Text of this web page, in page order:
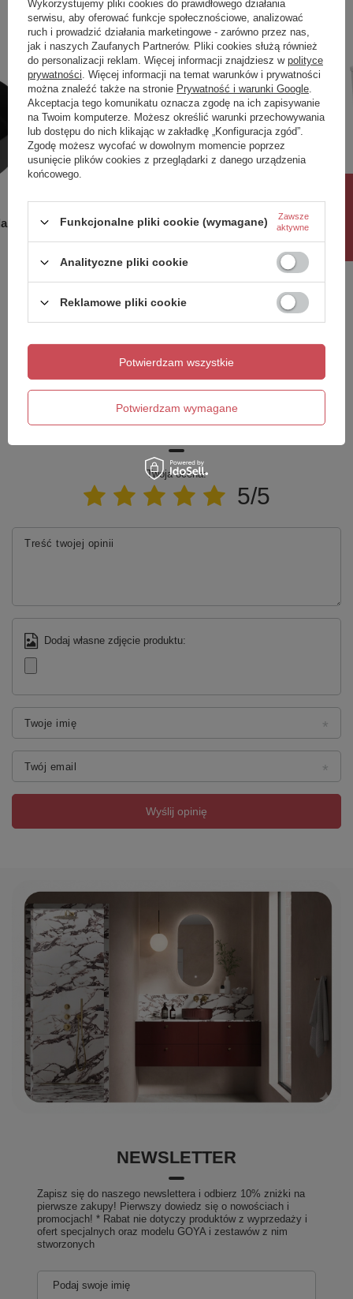
Wanny wolnostojące akrylowe wyróżniają się eleganckim
designem, który idealnie komponuje się zarówno z
nowoczesnym, jak i klasycznym wystrojem łazienki. Ich
elegancja i lekkość sprawia, że stanowią one centralny
punkt każdego pomieszczenia.
Poprzedni z tej kategorii
Black Lustro Solo black 160x50
1 399,00 zł
Kompakt
1
Następny z tej kategorii
Potrzebujesz pomocy? Masz pytania?
Zadaj pytanie a my odpowiemy niezwłocznie,
najciekawsze pytania i odpowiedzi publikując
Napisz swoją opinię
Twoja ocena:
5/5
Treść twojej opinii
Dodaj własne zdjęcie produktu:
Twoje imię
Twój email
Wyślij opinię
NEWSLETTER
Zapisz się do naszego newslettera i odbierz 10% zniżki na
pierwsze zakupy! Pierwszy dowiedz się o nowościach i
promocjach! * Rabat nie dotyczy produktów z wyprzedaży i
ofert specjalnych oraz modelu GOYA i zestawów z nim
stworzonych
Podaj swoje imię
Wykorzystujemy pliki cookies do prawidłowego działania
serwisu, aby oferować funkcje społecznościowe, analizować
ruch i prowadzić działania marketingowe - zarówno przez nas,
jak i naszych Zaufanych Partnerów. Pliki cookies służą również
do personalizacji reklam. Więcej informacji znajdziesz w polityce
prywatności . Więcej informacji na temat warunków i prywatności
można znaleźć także na stronie Prywatność i warunki Google
Akceptacja tego komunikatu oznacza zgodę na ich zapisywanie
na Twoim komputerze. Możesz określić warunki przechowywania
lub dostępu do nich klikając w zakładkę „Konfiguracja zgód”.
Zgodę możesz wycofać w dowolnym momencie poprzez
usunięcie plików cookies z przeglądarki z danego urządzenia
końcowego.
Funkcjonalne pliki cookie (wymagane)
Zawsze
aktywne
Analityczne pliki cookie
Reklamowe pliki cookie
Potwierdzam wymagane
Potwierdzam wszystkie